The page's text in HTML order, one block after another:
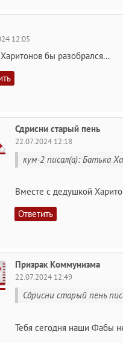
12:05
Харитонов бы разобрался...
Сдрисни старый пeнь
22.07.2024 12:18
кум-2 писал(а): Батька
Вместе с дедушкой
Ответить
Призрак Коммунизма
22.07.2024 12:49
Сдрисни старый пeнь
Тебя сегодня наши Фабы